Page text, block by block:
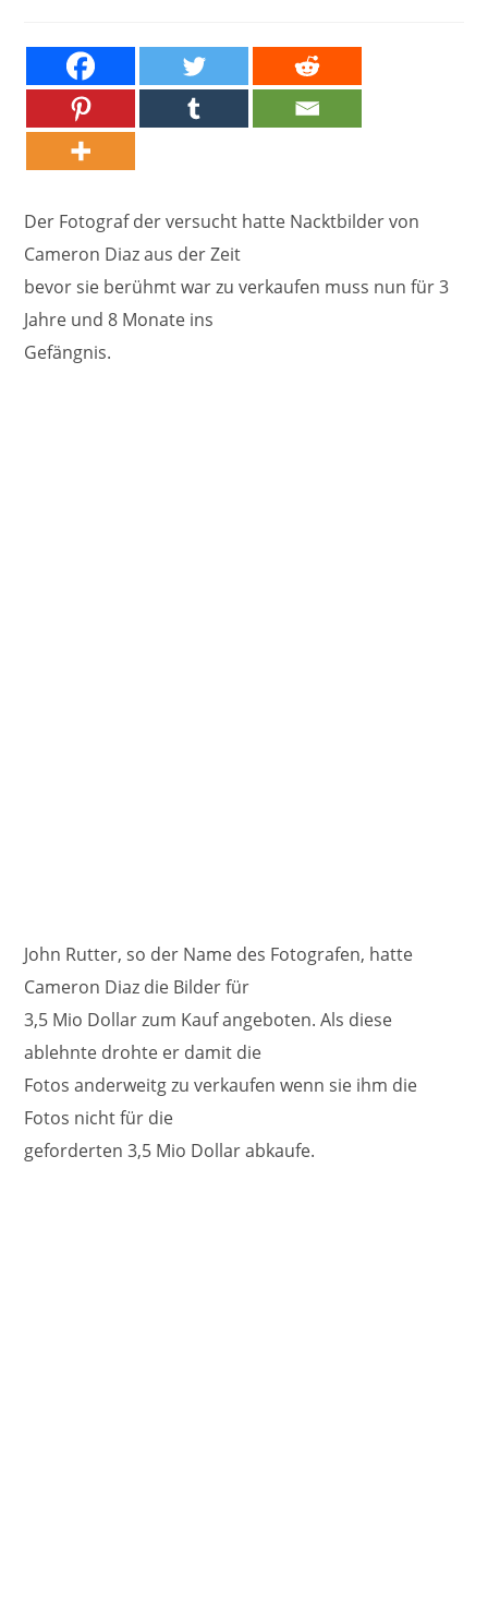
Der Fotograf der versucht hatte Nacktbilder von
Cameron Diaz aus der Zeit
bevor sie berühmt war zu verkaufen muss nun für 3
Jahre und 8 Monate ins
Gefängnis.
John Rutter, so der Name des Fotografen, hatte
Cameron Diaz die Bilder für
3,5 Mio Dollar zum Kauf angeboten. Als diese
ablehnte drohte er damit die
Fotos anderweitg zu verkaufen wenn sie ihm die
Fotos nicht für die
geforderten 3,5 Mio Dollar abkaufe.